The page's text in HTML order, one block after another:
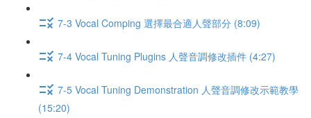
7-3 Vocal Comping 選擇最合適人聲部分 (8:09)
7-4 Vocal Tuning Plugins 人聲音調修改插件 (4:27)
7-5 Vocal Tuning Demonstration 人聲音調修改示範教學
(15:20)